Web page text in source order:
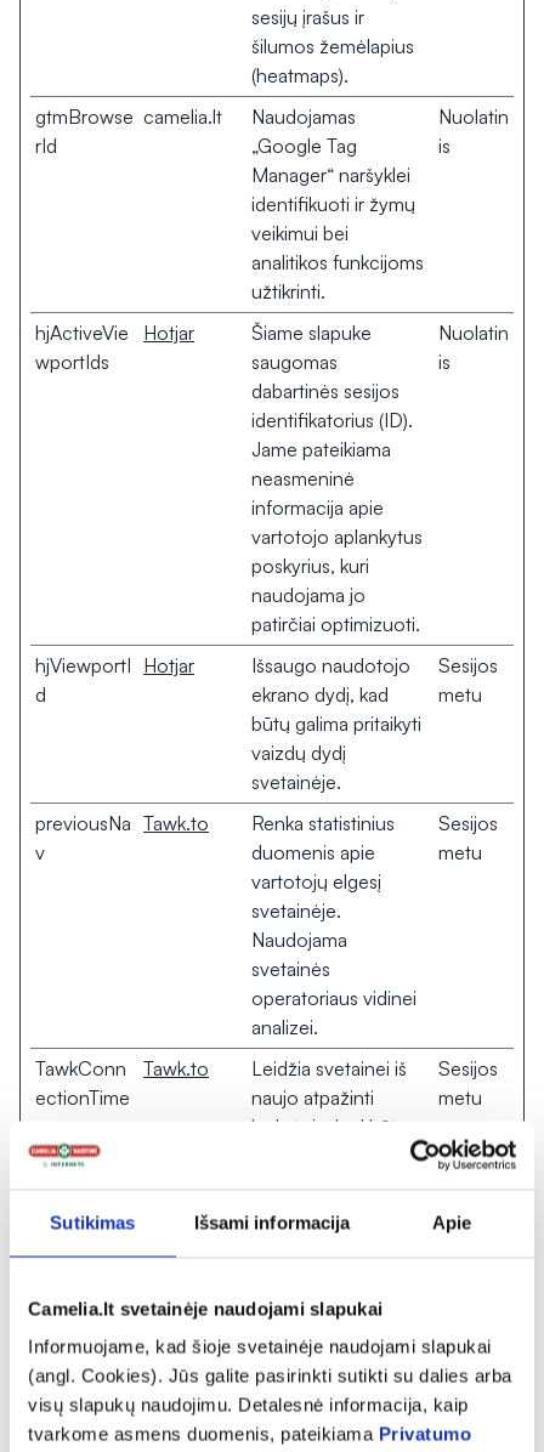
Sutikimas Išsami informacija Apie
Camelia.lt svetainėje naudojami slapukai
Informuojame, kad šioje svetainėje naudojami slapukai
(angl. Cookies). Jūs galite pasirinkti sutikti su dalies arba
visų slapukų naudojimu. Detalesnė informacija, kaip
tvarkome asmens duomenis, pateikiama Privatumo
sesijų įrašus ir
šilumos žemėlapius
(heatmaps).
gtmBrowse
rId
camelia.lt
Naudojamas
„Google Tag
Manager“ naršyklei
identifikuoti ir žymų
veikimui bei
analitikos funkcijoms
užtikrinti.
Nuolatin
is
hjActiveVie
wportIds
Hotjar
Šiame slapuke
saugomas
dabartinės sesijos
identifikatorius (ID).
Jame pateikiama
neasmeninė
informacija apie
vartotojo aplankytus
poskyrius, kuri
naudojama jo
patirčiai optimizuoti.
Nuolatin
is
hjViewportI
d
Hotjar
Išsaugo naudotojo
ekrano dydį, kad
būtų galima pritaikyti
vaizdų dydį
svetainėje.
Sesijos
metu
previousNa
v
Tawk.to
Renka statistinius
duomenis apie
vartotojų elgesį
svetainėje.
Naudojama
svetainės
operatoriaus vidinei
analizei.
Sesijos
metu
TawkConn
ectionTime
Tawk.to
Leidžia svetainei iš
naujo atpažinti
lankytoją, kad būtų
funkciją.
Sesijos
metu
ypsitetrack Yumpu
straipsnių turiniui
įterpti į svetainę iš
kitų svetainių. Ši
integracija taip pat
leidžia šaltinio